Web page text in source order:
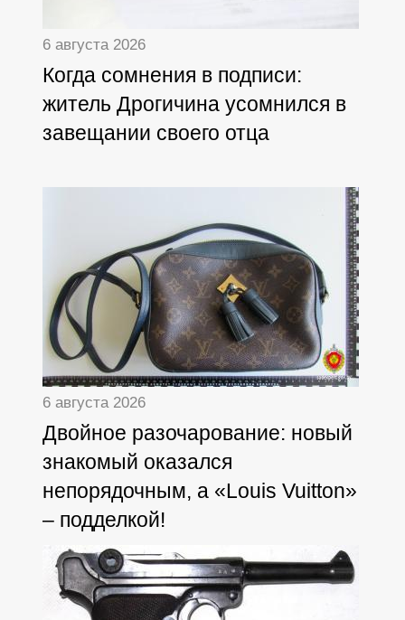
6 августа 2026
Когда сомнения в подписи:
житель Дрогичина усомнился в
завещании своего отца
6 августа 2026
Двойное разочарование: новый
знакомый оказался
непорядочным, а «Louis Vuitton»
– подделкой!